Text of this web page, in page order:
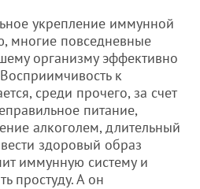
укрепление иммунной
многие повседневные
организму эффективно
к
среди прочего, за счет
питание,
алкоголем, длительный
здоровый образ
иммунную систему и
простуду. А он